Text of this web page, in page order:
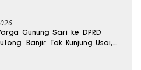
Gunung Sari ke DPRD
Banjir Tak Kunjung Usai,